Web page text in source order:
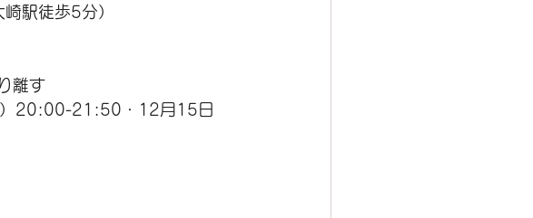
駅徒歩5分）
離す
）20:00-21:50・12月15日